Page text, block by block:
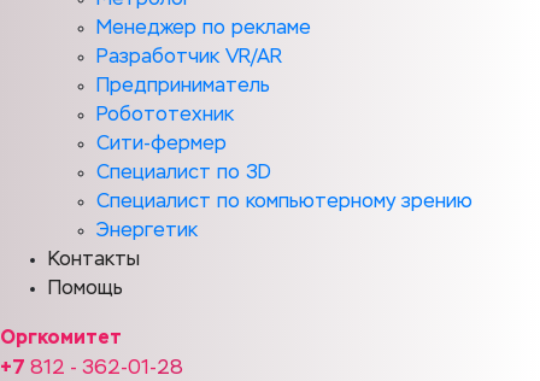
Менеджер по рекламе
Разработчик VR/AR
Предприниматель
Робототехник
Сити-фермер
Специалист по 3D
Специалист по компьютерному зрению
Энергетик
Контакты
Помощь
Оргкомитет
+7 812 - 362-01-28